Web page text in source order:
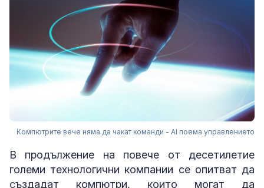
Компютрите вече няма да чакат команди - AI поема управлението
В продължение на повече от десетилетие
големи технологични компании се опитват да
създадат компютри, които могат да